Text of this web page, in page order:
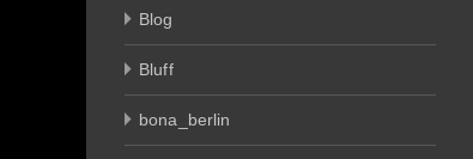
Blog
Bluff
bona_berlin